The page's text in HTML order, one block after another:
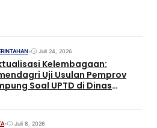
• Juli 24, 2026
Kelembagaan:
Uji Usulan Pemprov
Soal UPTD di Dinas
• Juli 8, 2026